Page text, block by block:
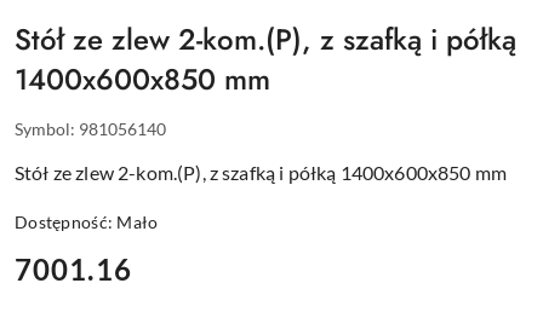
Stół ze zlew 2-kom.(P), z szafką i półką
1400x600x850 mm
Symbol: 981056140
Stół ze zlew 2-kom.(P), z szafką i półką 1400x600x850 mm
Dostępność: Mało
cena:
7001.16